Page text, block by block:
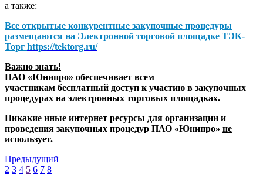
а также:
Все открытые конкурентные закупочные процедуры
размещаются на Электронной торговой площадке ТЭК-
Торг https://tektorg.ru/
Важно знать!
ПАО «Юнипро» обеспечивает всем
участникам бесплатный доступ к участию в закупочных
процедурах на электронных торговых площадках.
Никакие иные интернет ресурсы для организации и
проведения закупочных процедур ПАО «Юнипро» не
использует.
Предыдущий
2 3 4 5 6 7 8